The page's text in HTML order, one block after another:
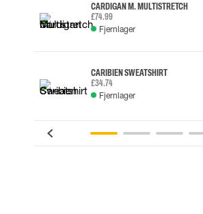
CARDIGAN M. MULTISTRETCH
£74.99
Fjernlager
CARIBIEN SWEATSHIRT
£34.74
Fjernlager